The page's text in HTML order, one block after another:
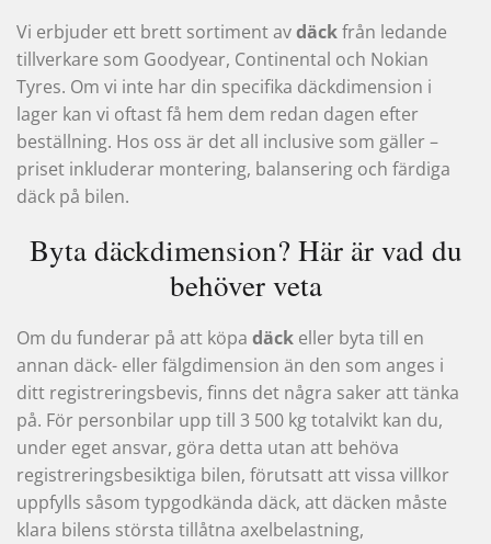
Vi erbjuder ett brett sortiment avdäckfrån ledande
tillverkare som Goodyear, Continental och Nokian
Tyres. Om vi inte har din specifika däckdimension i
lager kan vi oftast få hem dem redan dagen efter
beställning. Hos oss är det all inclusive som gäller –
priset inkluderar montering, balansering och färdiga
däck på bilen.
Byta däckdimension? Här är vad du
behöver veta
Om du funderar på att köpa däck eller byta till en
annan däck- eller fälgdimension än den som anges i
ditt registreringsbevis, finns det några saker att tänka
på. För personbilar upp till 3 500 kg totalvikt kan du,
under eget ansvar, göra detta utan att behöva
registreringsbesiktiga bilen, förutsatt att vissa villkor
uppfylls såsom typgodkända däck, att däcken måste
klara bilens största tillåtna axelbelastning,